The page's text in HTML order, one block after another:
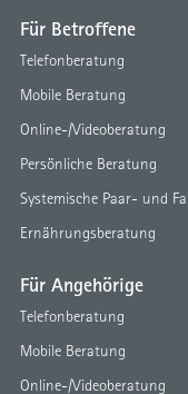
Für Betroffene
Telefonberatung
Mobile Beratung
Online-/Videoberatung
Persönliche Beratung
Systemische Paar- und
Ernährungsberatung
Für Angehörige
Telefonberatung
Mobile Beratung
Online-/Videoberatung